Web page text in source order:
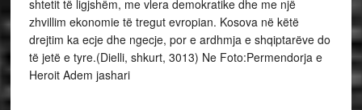
shtetit të ligjshëm, me vlera demokratike dhe me një
zhvillim ekonomie të tregut evropian. Kosova në këtë
drejtim ka ecje dhe ngecje, por e ardhmja e shqiptarëve do
të jetë e tyre.(Dielli, shkurt, 3013) Ne Foto:Permendorja e
Heroit Adem jashari